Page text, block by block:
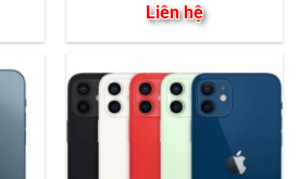
Liên hệ